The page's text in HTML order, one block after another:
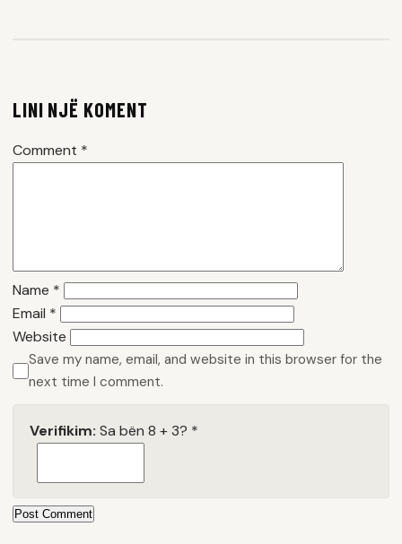
LINI NJË KOMENT
Comment *
Name *
Email *
Website
Save my name, email, and website in this browser for the
next time I comment.
Verifikim: Sa bën 8 + 3? *
Post Comment